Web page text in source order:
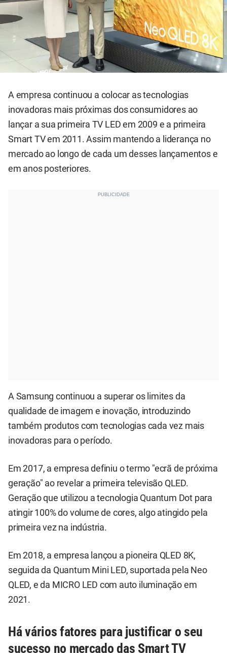
A empresa continuou a colocar as tecnologias
inovadoras mais próximas dos consumidores ao
lançar a sua primeira TV LED em 2009 e a primeira
Smart TV em 2011. Assim mantendo a liderança no
mercado ao longo de cada um desses lançamentos e
em anos posteriores.
A Samsung continuou a superar os limites da
qualidade de imagem e inovação, introduzindo
também produtos com tecnologias cada vez mais
inovadoras para o período.
Em 2017, a empresa definiu o termo "ecrã de próxima
geração" ao revelar a primeira televisão QLED.
Geração que utilizou a tecnologia Quantum Dot para
atingir 100% do volume de cores, algo atingido pela
primeira vez na indústria.
Em 2018, a empresa lançou a pioneira QLED 8K,
seguida da Quantum Mini LED, suportada pela Neo
QLED, e da MICRO LED com auto iluminação em
2021.
Há vários fatores para justificar o seu
sucesso no mercado das Smart TV